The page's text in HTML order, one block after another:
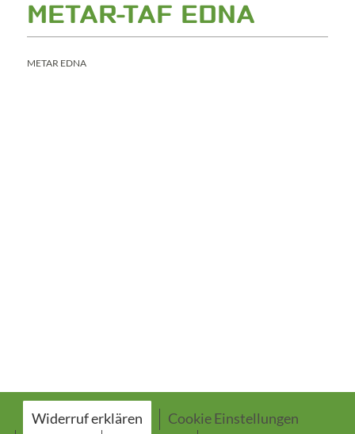
METAR-TAF EDNA
METAR EDNA
Widerruf erklären
Cookie Einstellungen